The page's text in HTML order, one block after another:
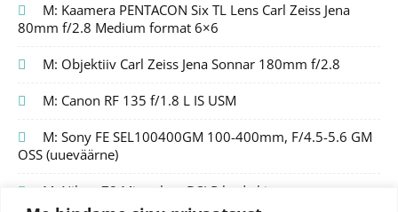
M: Kaamera PENTACON Six TL Lens Carl Zeiss Jena
80mm f/2.8 Medium format 6×6
M: Objektiiv Carl Zeiss Jena Sonnar 180mm f/2.8
M: Canon RF 135 f/1.8 L IS USM
M: Sony FE SEL100400GM 100-400mm, F/4.5-5.6 GM
OSS (uueväärne)
M: Nikon Z8 Mirrorless DSLR body kit